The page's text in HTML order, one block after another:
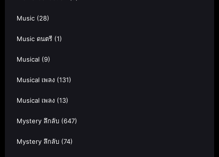
Music (28)
Music ดนตรี (1)
Musical (9)
Musical เพลง (131)
Musical เพลง (13)
Mystery ลึกลับ (647)
Mystery ลึกลับ (74)